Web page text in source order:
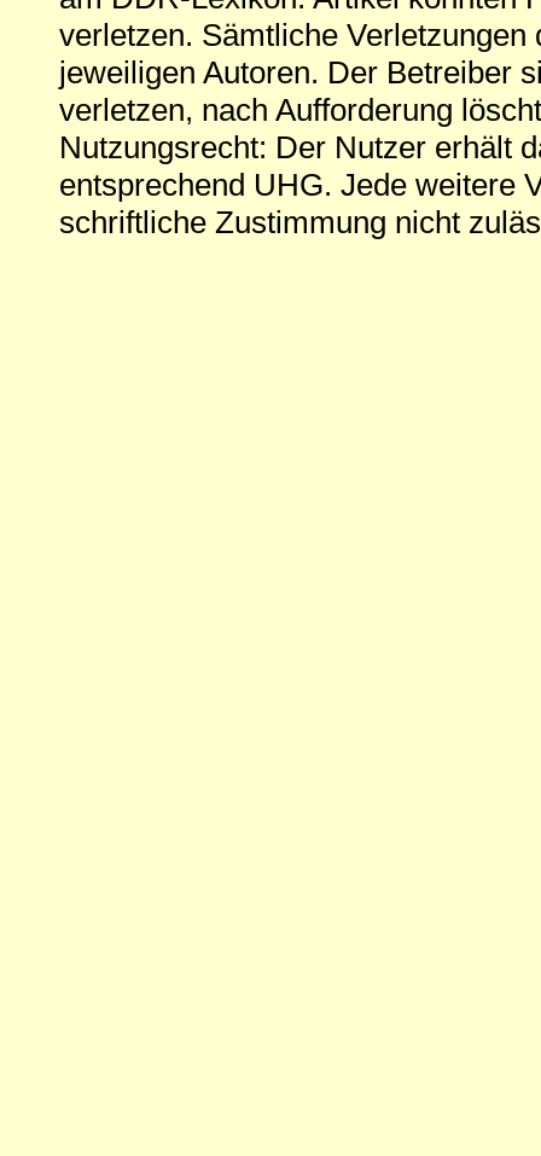
verletzen. Sämtliche
jeweiligen Autoren. Der Betreiber
verletzen, nach Aufforderung
Nutzungsrecht: Der Nutzer erhält
entsprechend UHG. Jede weitere
schriftliche Zustimmung nicht